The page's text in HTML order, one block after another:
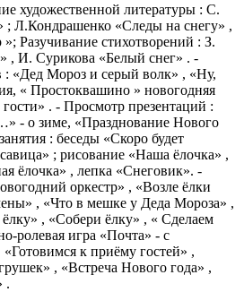
художественной литературы : С.
; Л.Кондрашенко «Следы на снегу» ,
Разучивание стихотворений : З.
, И. Сурикова «Белый снег» . -
: «Дед Мороз и серый волк» , «Ну,
« Простоквашино » новогодняя
. - Просмотр презентаций :
- о зиме, «Празднование Нового
: беседы «Скоро будет
; рисование «Наша ёлочка» ,
ёлочка» , лепка «Снеговик». -
оркестр» , «Возле ёлки
, «Что в мешке у Деда Мороза» ,
, «Собери ёлку» , « Сделаем
ролевая игра «Почта» - с
к приёму гостей» ,
, «Встреча Нового года» ,
.